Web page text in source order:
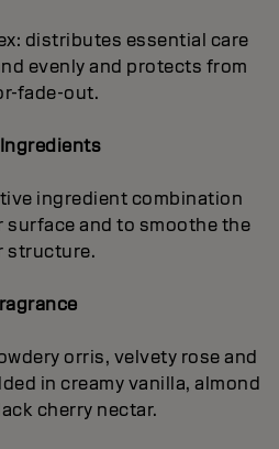
distributes essential care
evenly and protects from
fade-out.
Ingredients
ingredient combination
surface and to smoothe the
structure.
orris, velvety rose and
in creamy vanilla, almond
cherry nectar.